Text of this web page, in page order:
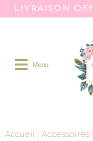
LIVRAISON
Menu
Accueil / Accessoires